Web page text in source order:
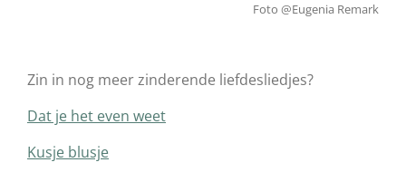
Foto @Eugenia Remark
Zin in nog meer zinderende liefdesliedjes?
Dat je het even weet
Kusje blusje